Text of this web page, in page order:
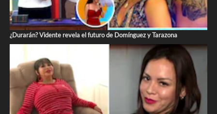
¿Durarán? Vidente revela el futuro de Domínguez y Tarazona